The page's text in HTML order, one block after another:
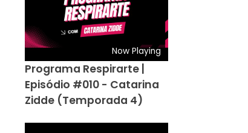
Now Playing
Programa Respirarte |
Episódio #010 - Catarina
Zidde (Temporada 4)